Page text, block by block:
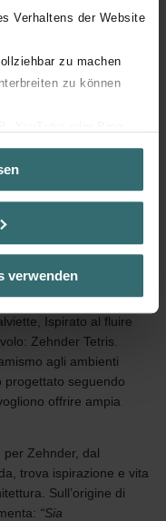
Verhaltens der Website
zu machen
zu können
erhalten
der Kategorie
ein, dass wir Ihren
um Ihnen die
und Ihnen
Datenschutzerklärung
de confidentialité
Zásady ochrany
données
privacidad
verwenden
Ispirato al fluire
Zehnder Tetris.
agli ambienti
progettato seguendo
offrire ampia
Zehnder, dal
trova ispirazione e vita
Sull’origine di
“Sia